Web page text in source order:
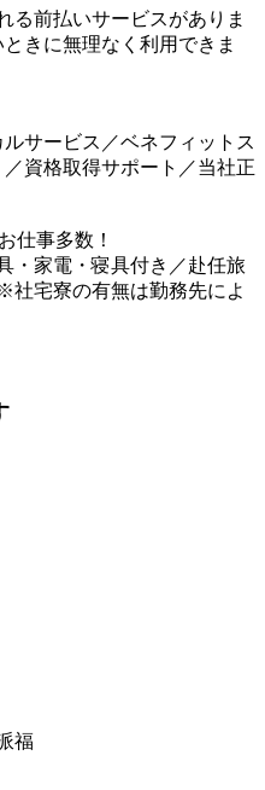
る前払いサービスがありま
きに無理なく利用できま
サービス／ベネフィットス
資格取得サポート／当社正
仕事多数！
・家電・寝具付き／赴任旅
宅寮の有無は勤務先によ
福